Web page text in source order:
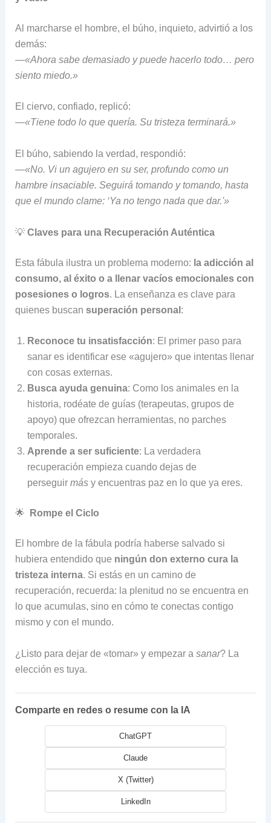
Al marcharse el hombre, el búho, inquieto, advirtió a los
demás:
—«Ahora sabe demasiado y puede hacerlo todo… pero
siento miedo.»
El ciervo, confiado, replicó:
—«Tiene todo lo que quería. Su tristeza terminará.»
El búho, sabiendo la verdad, respondió:
—«No. Vi un agujero en su ser, profundo como un
hambre insaciable. Seguirá tomando y tomando, hasta
que el mundo clame: ‘Ya no tengo nada que dar.'»
💡 Claves para una Recuperación Auténtica
Esta fábula ilustra un problema moderno: la adicción al
consumo, al éxito o a llenar vacíos emocionales con
posesiones o logros. La enseñanza es clave para
quienes buscan superación personal :
Reconoce tu insatisfacción: El primer paso para
sanar es identificar ese «agujero» que intentas llenar
con cosas externas.
Busca ayuda genuina: Como los animales en la
historia, rodéate de guías (terapeutas, grupos de
apoyo) que ofrezcan herramientas, no parches
temporales.
Aprende a ser suficiente: La verdadera
recuperación empieza cuando dejas de
perseguir másy encuentras paz en lo que ya eres.
🌟 Rompe el Ciclo
El hombre de la fábula podría haberse salvado si
hubiera entendido que ningún don externo cura la
tristeza interna. Si estás en un camino de
recuperación, recuerda: la plenitud no se encuentra en
lo que acumulas, sino en cómo te conectas contigo
mismo y con el mundo.
¿Listo para dejar de «tomar» y empezar a sanar? La
elección es tuya.
Comparte en redes o resume con la IA
ChatGPT
Claude
X (Twitter)
LinkedIn